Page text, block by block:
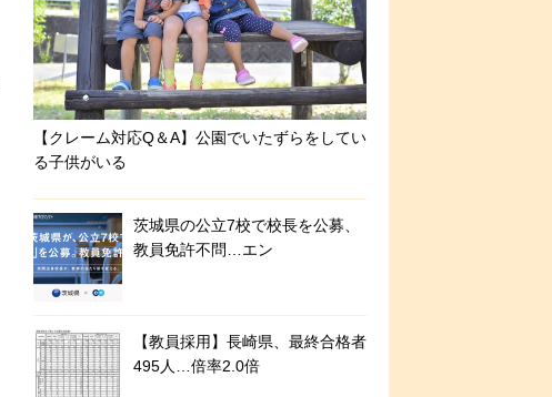
【クレーム対応Q＆A】公園でいたずらをしてい
る子供がいる
茨城県の公立7校で校長を公募、
教員免許不問…エン
【教員採用】長崎県、最終合格者
495人…倍率2.0倍